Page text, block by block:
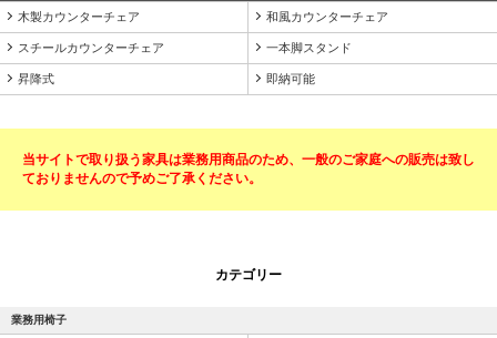
木製カウンターチェア 和風カウンターチェア
スチールカウンターチェア 一本脚スタンド
昇降式 即納可能
当サイトで取り扱う家具は業務用商品のため、一般のご家庭への販売は致し
ておりませんので予めご了承ください。
カテゴリー
業務用椅子